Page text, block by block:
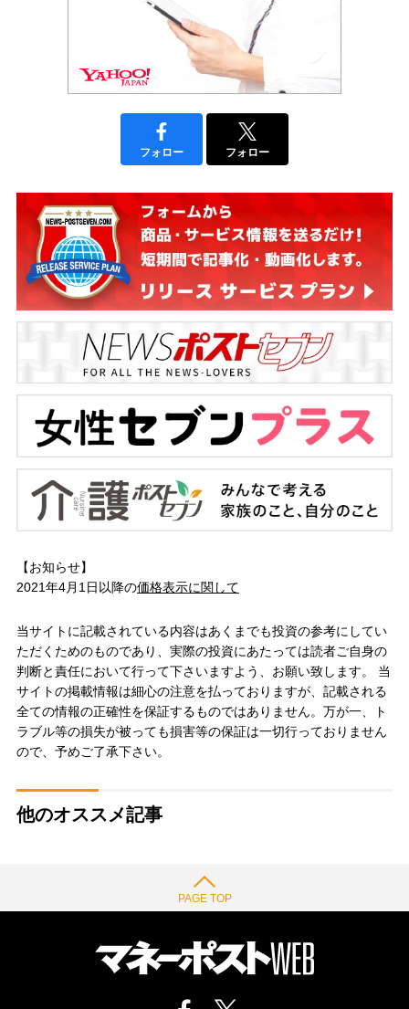
フォロー フォロー
【お知らせ】
2021年4月1日以降の価格表示に関して
当サイトに記載されている内容はあくまでも投資の参考にしてい
ただくためのものであり、実際の投資にあたっては読者ご自身の
判断と責任において行って下さいますよう、お願い致します。 当
サイトの掲載情報は細心の注意を払っておりますが、記載される
全ての情報の正確性を保証するものではありません。万が一、ト
ラブル等の損失が被っても損害等の保証は一切行っておりません
ので、予めご了承下さい。
他のオススメ記事
PAGE TOP